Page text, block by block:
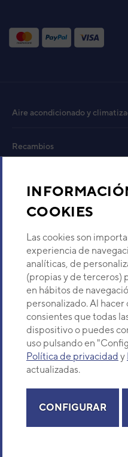
COOKIES
Las cookies son
experiencia de
analíticas, de
(propias y de terceros)
en hábitos de
personalizado. Al
consientes que todas
dispositivo o puedes
uso pulsando en
Política de privacidad y
actualizadas.
CONFIGURAR
Código:
Aire acondicionado y
Recambios
Descubre Eurofred
Dónde Estamos
¿Buscas un servicio técnico?
Selecciona provincia